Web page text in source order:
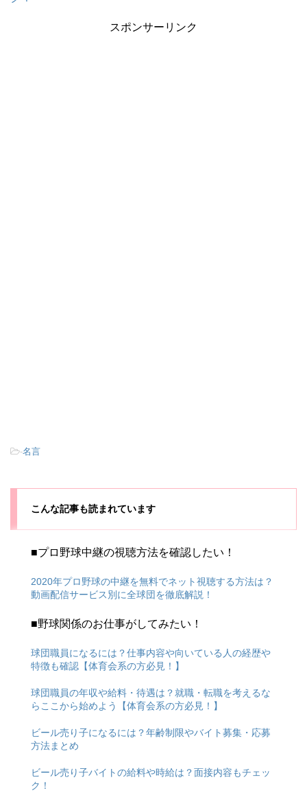
スポンサーリンク
-名言
こんな記事も読まれています
■プロ野球中継の視聴方法を確認したい！
2020年プロ野球の中継を無料でネット視聴する方法は？
動画配信サービス別に全球団を徹底解説！
■野球関係のお仕事がしてみたい！
球団職員になるには？仕事内容や向いている人の経歴や
特徴も確認【体育会系の方必見！】
球団職員の年収や給料・待遇は？就職・転職を考えるな
らここから始めよう【体育会系の方必見！】
ビール売り子になるには？年齢制限やバイト募集・応募
方法まとめ
ビール売り子バイトの給料や時給は？面接内容もチェッ
ク！